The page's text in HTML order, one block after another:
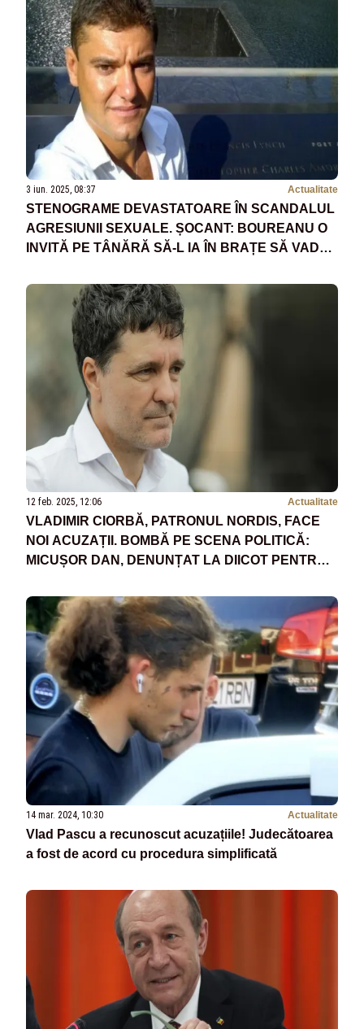
3 iun. 2025, 08:37 Actualitate
STENOGRAME DEVASTATOARE ÎN SCANDALUL
AGRESIUNII SEXUALE. ȘOCANT: BOUREANU O
INVITĂ PE TÂNĂRĂ SĂ-L IA ÎN BRAȚE SĂ VADĂ
12 feb. 2025, 12:06 Actualitate
VLADIMIR CIORBĂ, PATRONUL NORDIS, FACE
NOI ACUZAȚII. BOMBĂ PE SCENA POLITICĂ:
MICUȘOR DAN, DENUNȚAT LA DIICOT PENTRU
14 mar. 2024, 10:30 Actualitate
Vlad Pascu a recunoscut acuzațiile! Judecătoarea
a fost de acord cu procedura simplificată